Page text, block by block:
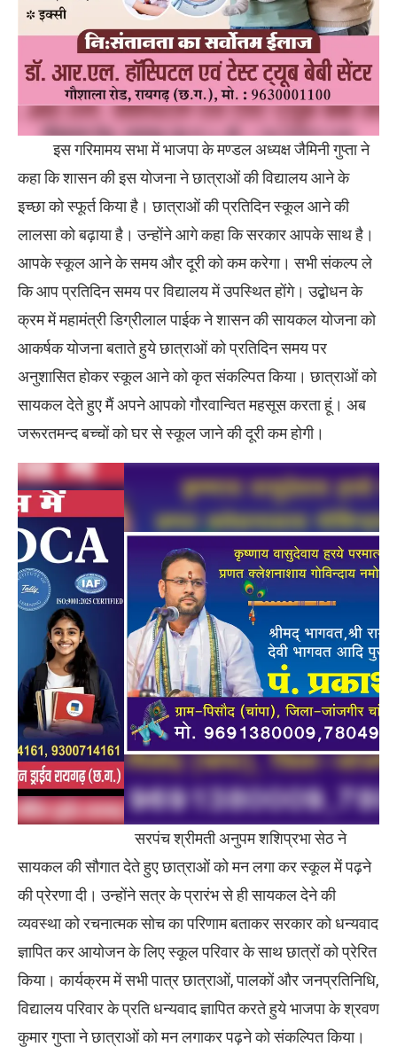
इस गरिमामय सभा में भाजपा के मण्डल अध्यक्ष जैमिनी गुप्ता ने
कहा कि शासन की इस योजना ने छात्राओं की विद्यालय आने के
इच्छा को स्फूर्त किया है। छात्राओं की प्रतिदिन स्कूल आने की
लालसा को बढ़ाया है। उन्होंने आगे कहा कि सरकार आपके साथ है।
आपके स्कूल आने के समय और दूरी को कम करेगा। सभी संकल्प ले
कि आप प्रतिदिन समय पर विद्यालय में उपस्थित होंगे। उद्बोधन के
क्रम में महामंत्री डिग्रीलाल पाईक ने शासन की सायकल योजना को
आकर्षक योजना बताते हुये छात्राओं को प्रतिदिन समय पर
अनुशासित होकर स्कूल आने को कृत संकल्पित किया। छात्राओं को
सायकल देते हुए मैं अपने आपको गौरवान्वित महसूस करता हूं। अब
जरूरतमन्द बच्चों को घर से स्कूल जाने की दूरी कम होगी।
सरपंच श्रीमती अनुपम शशिप्रभा सेठ ने
सायकल की सौगात देते हुए छात्राओं को मन लगा कर स्कूल में पढ़ने
की प्रेरणा दी। उन्होंने सत्र के प्रारंभ से ही सायकल देने की
व्यवस्था को रचनात्मक सोच का परिणाम बताकर सरकार को धन्यवाद
ज्ञापित कर आयोजन के लिए स्कूल परिवार के साथ छात्रों को प्रेरित
किया। कार्यक्रम में सभी पात्र छात्राओं, पालकों और जनप्रतिनिधि,
विद्यालय परिवार के प्रति धन्यवाद ज्ञापित करते हुये भाजपा के श्रवण
कुमार गुप्ता ने छात्राओं को मन लगाकर पढ़ने को संकल्पित किया।